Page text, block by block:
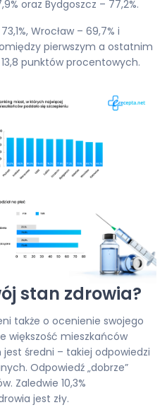
oraz Bydgoszcz – 77,2%.
Wrocław – 69,7% i
pierwszym a ostatnim
punktów procentowych.
stan zdrowia?
także o ocenienie swojego
większość mieszkańców
średni – takiej odpowiedzi
Odpowiedź „dobrze”
Zaledwie 10,3%
jest zły.